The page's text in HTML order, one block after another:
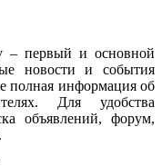
– первый и основной
новости и события
полная информация об
Для удобства
объявлений, форум,